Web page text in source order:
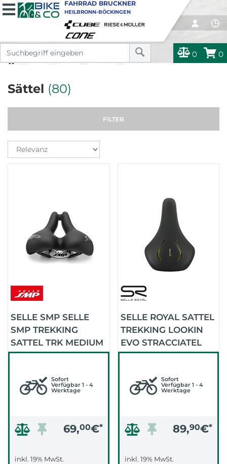
0 0
FAHRRAD BRUCKNER
HEILBRONN-BÖCKINGEN
TEILE TEILE SATTEL SÄTTEL
Sättel (80)
FILTER
SELLE SMP SELLE
SMP TREKKING
SATTEL TRK MEDIUM
L280 X B160 M
Sofort
Verfügbar 1 - 4
Werktage
69,00€*
inkl. 19% MwSt.
SELLE ROYAL SATTEL
TREKKING LOOKIN
EVO STRACCIATEL
Sofort
Verfügbar 1 - 4
Werktage
89,90€*
inkl. 19% MwSt.